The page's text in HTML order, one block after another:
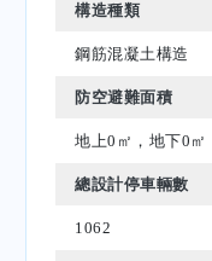
構造種類
鋼筋混凝土構造
防空避難面積
地上0㎡，地下0㎡
總設計停車輛數
1062